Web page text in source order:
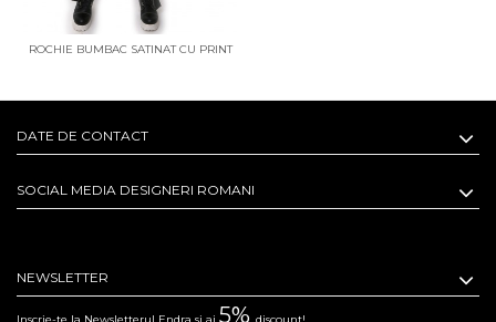
ROCHIE BUMBAC SATINAT CU PRINT
DATE DE CONTACT
SOCIAL MEDIA DESIGNERI ROMANI
NEWSLETTER
5%